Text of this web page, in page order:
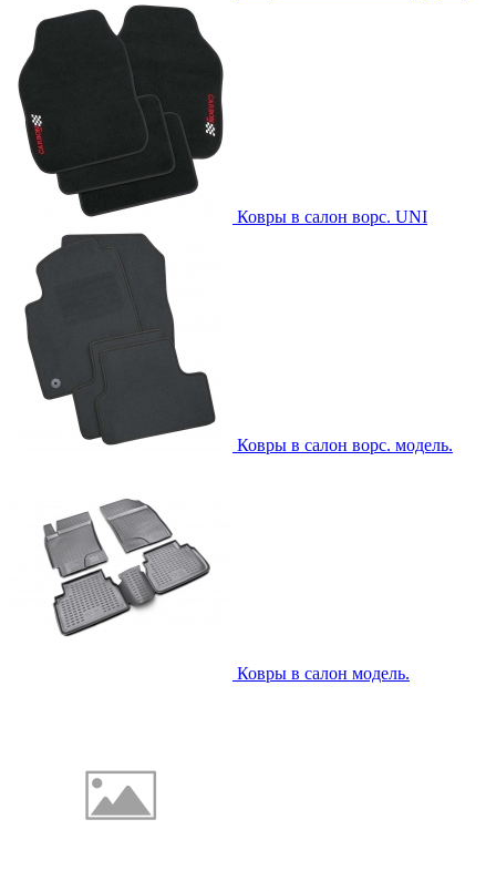
Ковры в салон ворс. UNI
Ковры в салон ворс. модель.
Ковры в салон модель.